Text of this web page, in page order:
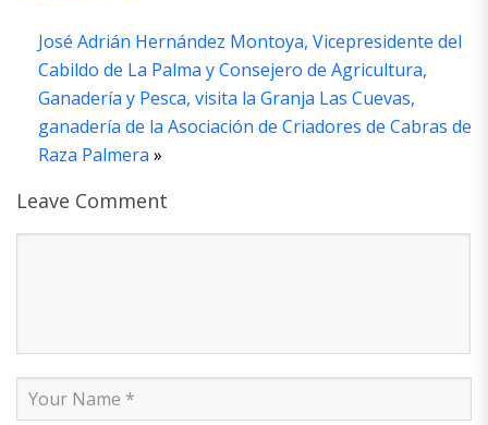
José Adrián Hernández Montoya, Vicepresidente del
Cabildo de La Palma y Consejero de Agricultura,
Ganadería y Pesca, visita la Granja Las Cuevas,
ganadería de la Asociación de Criadores de Cabras de
Raza Palmera »
Leave Comment